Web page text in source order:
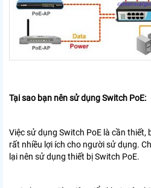
Tại sao bạn nên sử dụng Switch PoE:
Việc sử dụng Switch PoE là cần thiết,
rất nhiều lợi ích cho người sử dụng.
lại nên sử dụng thiết bị Switch PoE.